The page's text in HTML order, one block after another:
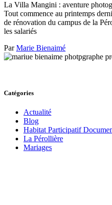
La Villa Mangini : aventure
Tout commence au printemps
de rénovation du campus de la
les salariés
ParMarie Bienaimé
Catégories
Actualité
Blog
Habitat Participatif
La Pérollière
Mariages